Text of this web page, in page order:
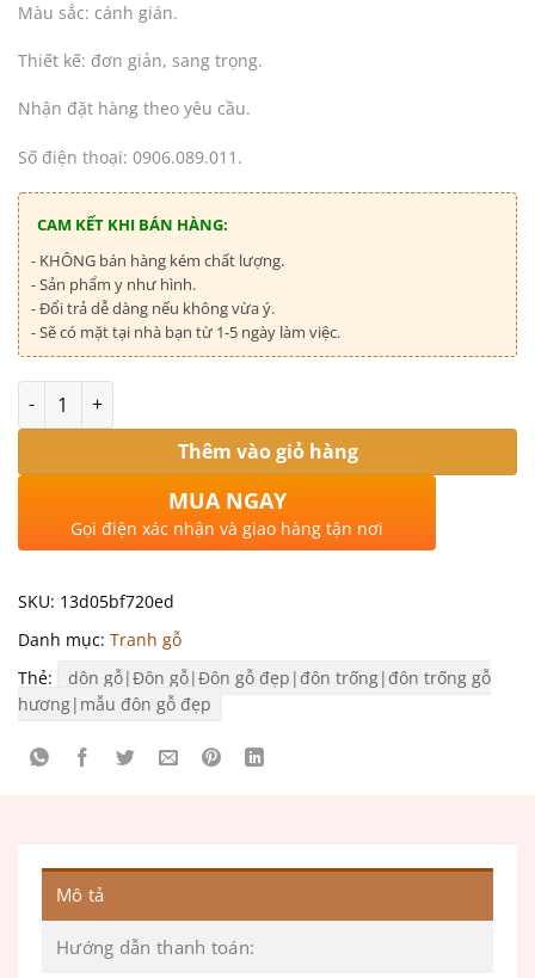
Màu sắc: cánh gián.
Thiết kế: đơn giản, sang trọng.
Nhận đặt hàng theo yêu cầu.
Số điện thoại: 0906.089.011.
CAM KẾT KHI BÁN HÀNG:
- KHÔNG bán hàng kém chất lượng.
- Sản phẩm y như hình.
- Đổi trả dễ dàng nếu không vừa ý.
- Sẽ có mặt tại nhà bạn từ 1-5 ngày làm việc.
Số lượng
Thêm vào giỏ hàng
MUA NGAY
Gọi điện xác nhận và giao hàng tận nơi
SKU: 13d05bf720ed
Danh mục: Tranh gỗ
Thẻ:
dôn gỗ|Đôn gỗ|Đôn gỗ đẹp|đôn trống|đôn trống gỗ
hương|mẫu đôn gỗ đẹp
Mô tả
Hướng dẫn thanh toán: